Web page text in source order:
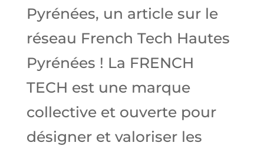
Pyrénées, un article sur le
réseau French Tech Hautes
Pyrénées ! La FRENCH
TECH est une marque
collective et ouverte pour
désigner et valoriser les